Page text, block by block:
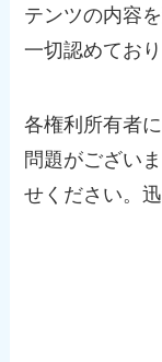
テンツの内容
一切認めており
各権利所有者
問題がござい
せください。